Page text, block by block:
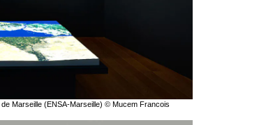
Marseille (ENSA-Marseille) © Mucem Francois